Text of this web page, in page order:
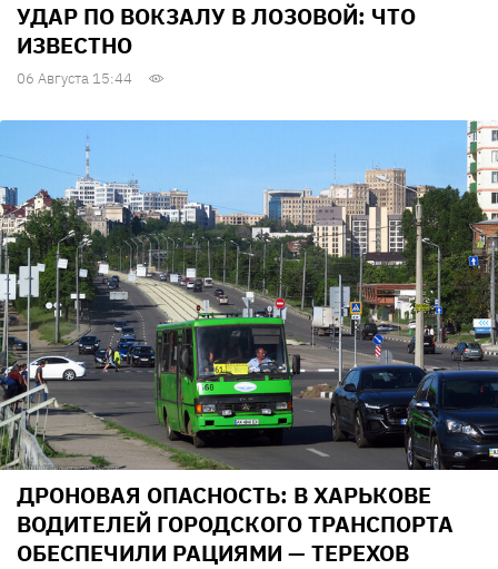
УДАР ПО ВОКЗАЛУ В ЛОЗОВОЙ: ЧТО
ИЗВЕСТНО
06 Августа 15:44
ДРОНОВАЯ ОПАСНОСТЬ: В ХАРЬКОВЕ
ВОДИТЕЛЕЙ ГОРОДСКОГО ТРАНСПОРТА
ОБЕСПЕЧИЛИ РАЦИЯМИ — ТЕРЕХОВ